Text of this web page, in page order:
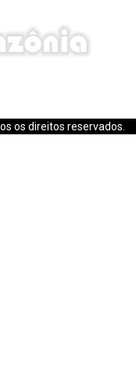
os direitos reservados.